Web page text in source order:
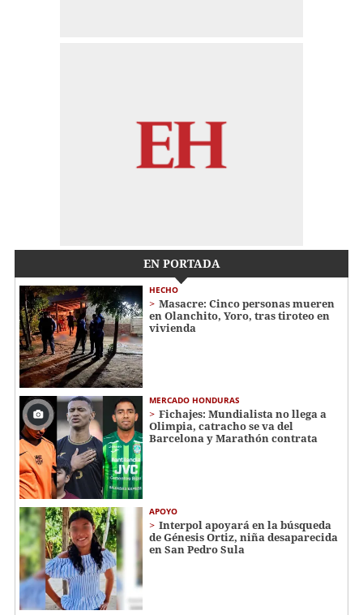
EN PORTADA
HECHO
Masacre: Cinco personas mueren
en Olanchito, Yoro, tras tiroteo en
vivienda
MERCADO HONDURAS
Fichajes: Mundialista no llega a
Olimpia, catracho se va del
Barcelona y Marathón contrata
APOYO
Interpol apoyará en la búsqueda
de Génesis Ortiz, niña desaparecida
en San Pedro Sula